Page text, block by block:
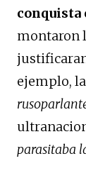
conquista
montaron
ejemplo, la
parasitaba